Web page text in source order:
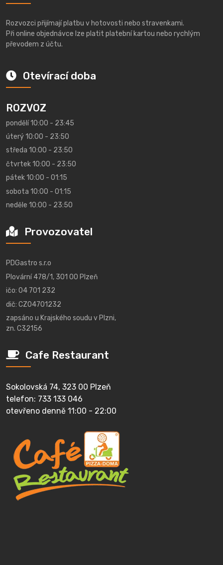
Rozvozci přijímají platbu v hotovosti nebo stravenkami.
Při online objednávce lze platit platební kartou nebo rychlým
převodem z účtu.
Otevírací doba
ROZVOZ
pondělí 10:00 - 23:45
úterý 10:00 - 23:50
středa 10:00 - 23:50
čtvrtek 10:00 - 23:50
pátek 10:00 - 01:15
sobota 10:00 - 01:15
neděle 10:00 - 23:50
Provozovatel
PDGastro s.r.o
Plovární 478/1, 301 00 Plzeň
ičo: 04 701 232
dič: CZ04701232
zapsáno u Krajského soudu v Plzni,
zn. C32156
Cafe Restaurant
Sokolovská 74, 323 00 Plzeň
telefon: 733 133 046
otevřeno denně 11:00 - 22:00